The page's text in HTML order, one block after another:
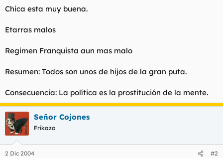
l
e
a
i
Chica esta muy buena.
Etarras malos
Regimen Franquista aun mas malo
Resumen: Todos son unos de hijos de la gran puta.
Consecuencia: La política es la prostitución de la mente.
Señor Cojones
Frikazo
2 Dic 2004 #2